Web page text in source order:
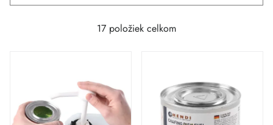
17 položiek celkom